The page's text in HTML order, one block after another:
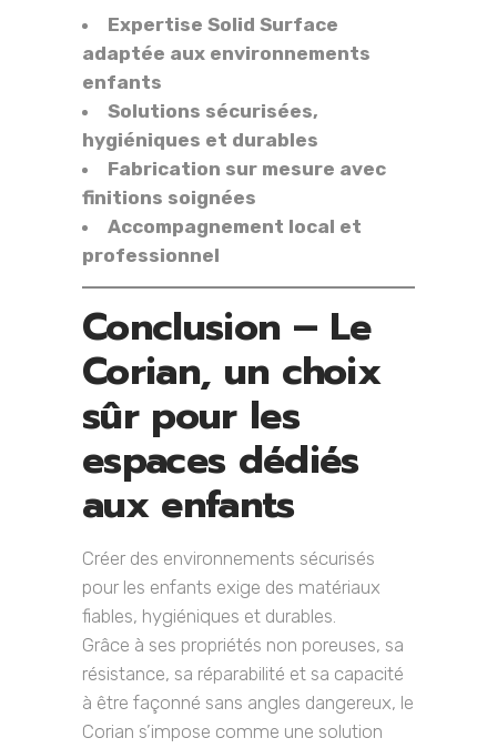
Expertise Solid Surface
adaptée aux environnements
enfants
Solutions sécurisées,
hygiéniques et durables
Fabrication sur mesure avec
finitions soignées
Accompagnement local et
professionnel
Conclusion – Le
Corian, un choix
sûr pour les
espaces dédiés
aux enfants
Créer des environnements sécurisés
pour les enfants exige des matériaux
fiables, hygiéniques et durables.
Grâce à ses propriétés non poreuses, sa
résistance, sa réparabilité et sa capacité
à être façonné sans angles dangereux, le
Corian s’impose comme une solution